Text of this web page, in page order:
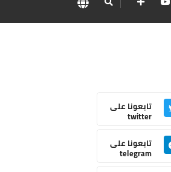
تابعونا على
twitter
تابعونا على
telegram